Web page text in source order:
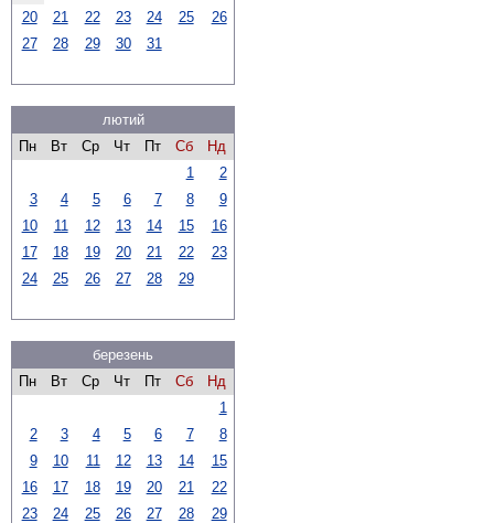
20
21 22 23 24 25
26
27
28 29 30 31
лютий
Пн
Вт Ср Чт Пт Сб
Нд
1
2
3
4 5 6 7 8
9
10
11 12 13 14 15
16
17
18 19 20 21 22
23
24
25 26 27 28 29
березень
Пн
Вт Ср Чт Пт Сб
Нд
1
2
3 4 5 6 7
8
9
10 11 12 13 14
15
16
17 18 19 20 21
22
23
24 25 26 27 28
29